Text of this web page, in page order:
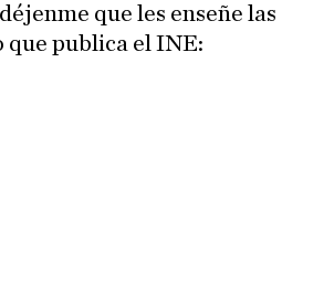
que les enseñe las
que publica el INE: